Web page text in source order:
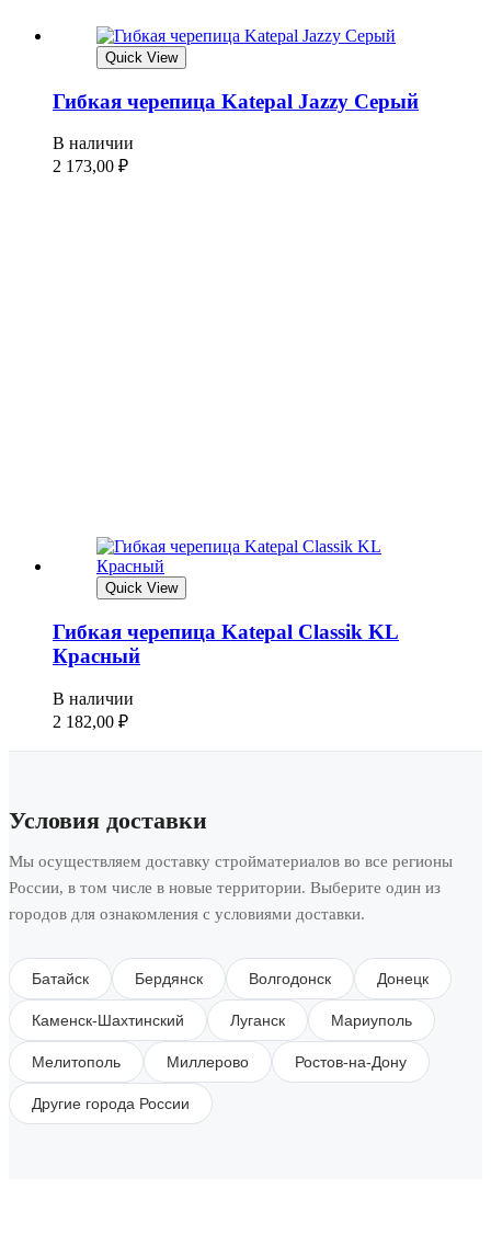
Quick View
Гибкая черепица Katepal Jazzy Серый
В наличии
2 173,00 ₽
Quick View
Гибкая черепица Katepal Classik KL
Красный
В наличии
2 182,00 ₽
Условия доставки
Мы осуществляем доставку стройматериалов во все регионы
России, в том числе в новые территории. Выберите один из
городов для ознакомления с условиями доставки.
Батайск Бердянск Волгодонск Донецк
Каменск-Шахтинский Луганск Мариуполь
Мелитополь Миллерово Ростов-на-Дону
Другие города России